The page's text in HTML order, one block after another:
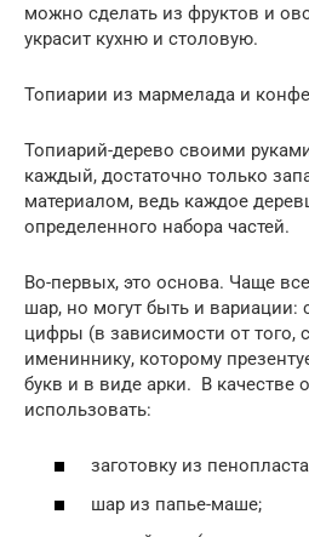
можно сделать из фруктов и
украсит кухню и столовую.
Топиарии из мармелада и
Топиарий-дерево своими
каждый, достаточно только
материалом, ведь каждое
определенного набора частей.
Во-первых, это основа. Чаще
шар, но могут быть и вариации:
цифры (в зависимости от того,
имениннику, которому
букв и в виде арки. В качестве
использовать:
заготовку из
шар из папье-маше;